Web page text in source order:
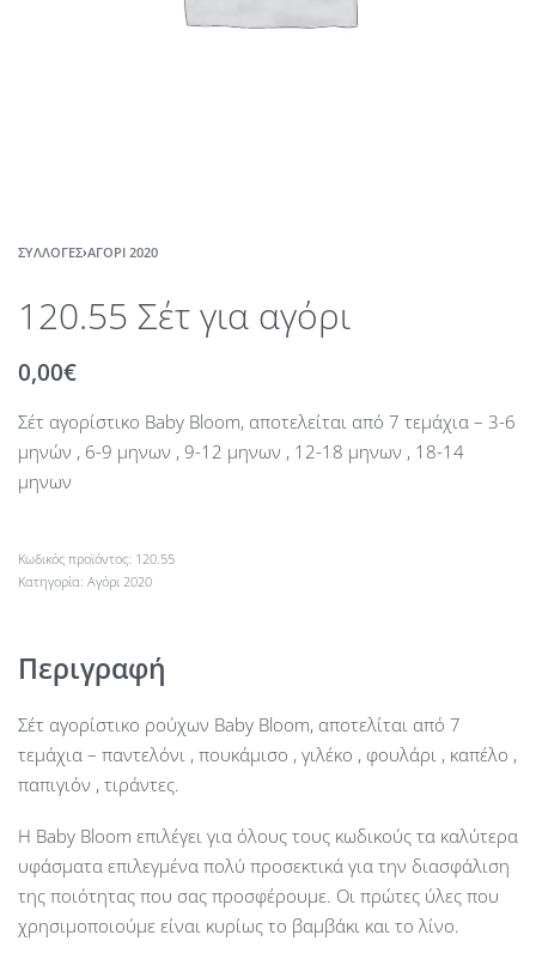
ΣΥΛΛΟΓΈΣ›ΑΓΌΡΙ 2020
120.55 Σέτ για αγόρι
0,00€
Σέτ αγορίστικο Baby Bloom, αποτελείται από 7 τεμάχια – 3-6
μηνών , 6-9 μηνων , 9-12 μηνων , 12-18 μηνων , 18-14
μηνων
120.55
Κατηγορία: Αγόρι 2020
Περιγραφή
Σέτ αγορίστικο ρούχων Baby Bloom, αποτελίται από 7
τεμάχια – παντελόνι , πουκάμισο , γιλέκο , φουλάρι , καπέλο ,
παπιγιόν , τιράντες.
Η Baby Bloom επιλέγει για όλους τους κωδικούς τα καλύτερα
υφάσματα επιλεγμένα πολύ προσεκτικά για την διασφάλιση
της ποιότητας που σας προσφέρουμε. Οι πρώτες ύλες που
χρησιμοποιούμε είναι κυρίως το βαμβάκι και το λίνο.